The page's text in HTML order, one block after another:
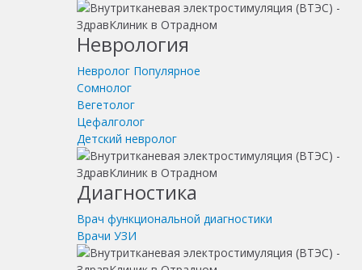
Неврология
Невролог Популярное
Сомнолог
Вегетолог
Цефалголог
Детский невролог
Диагностика
Врач функциональной диагностики
Врачи УЗИ